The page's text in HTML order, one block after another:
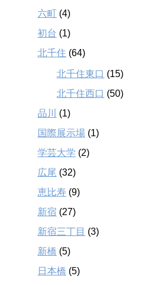
六町 (4)
初台 (1)
北千住 (64)
北千住東口 (15)
北千住西口 (50)
品川
(1)
国際展示場 (1)
学芸大学 (2)
広尾 (32)
恵比寿 (9)
新宿 (27)
新宿三丁目 (3)
新橋 (5)
日本橋 (5)